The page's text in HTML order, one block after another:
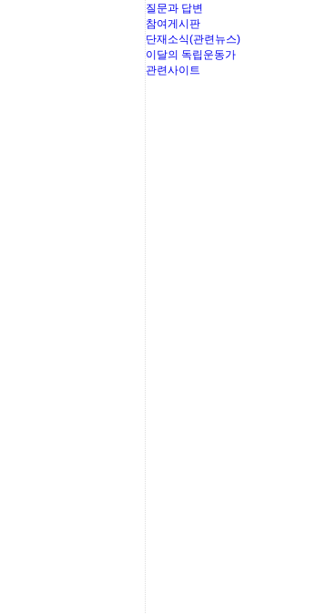
질문과 답변
참여게시판
단재소식(관련뉴스)
이달의 독립운동가
관련사이트